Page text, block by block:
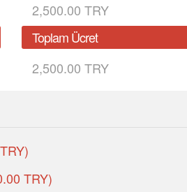
2,500.00 TRY
Toplam Ücret
2,500.00 TRY
TRY)